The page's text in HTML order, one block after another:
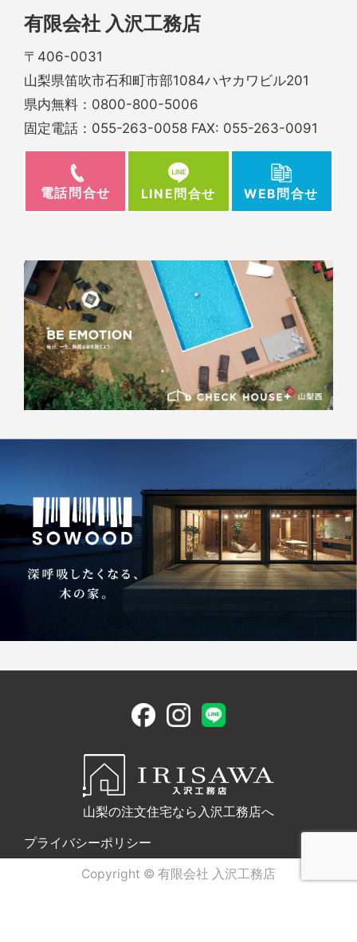
有限会社 入沢工務店
〒406-0031
山梨県笛吹市石和町市部1084ハヤカワビル201
県内無料： 0800-800-5006
固定電話： 055-263-0058 FAX: 055-263-0091
電話問合せ LINE問合せ WEB問合せ
山梨の注文住宅なら入沢工務店へ
プライバシーポリシー
Copyright © 有限会社 入沢工務店